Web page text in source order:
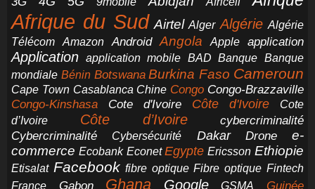
Afrique du Sud Airtel Alger Algérie Algérie
Télécom
Amazon Android Angola Apple application
Application application mobile BAD Banque Banque
mondiale Bénin Botswana Burkina Faso Cameroun
Cape Town Casablanca Chine Congo Congo-Brazzaville
Congo-Kinshasa Cote d'Ivoire Côte d'Ivoire
Cote
d’Ivoire
Côte d’Ivoire
cybercriminalité
Cybercriminalité
Cybersécurité Dakar Drone
e-
commerce Ecobank Econet Egypte Ericsson Ethiopie
Etisalat Facebook fibre optique Fibre optique Fintech
France
Gabon Ghana Google GSMA Guinée